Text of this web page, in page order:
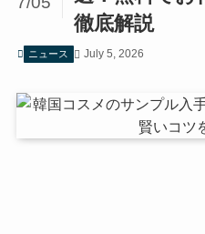
徹底解説
ニュース July 5, 2026